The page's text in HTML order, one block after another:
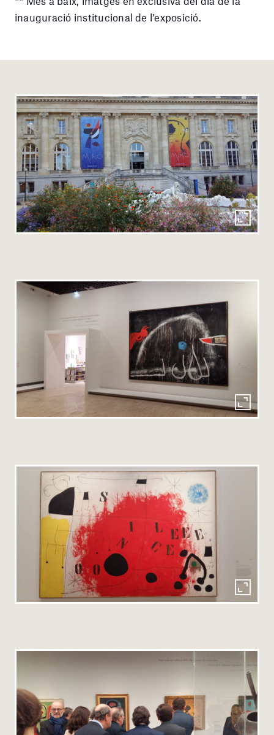
inauguració institucional de l’exposició.